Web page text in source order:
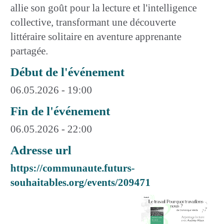
allie son goût pour la lecture et l'intelligence
collective, transformant une découverte
littéraire solitaire en aventure apprenante
partagée.
Début de l'événement
06.05.2026 - 19:00
Fin de l'événement
06.05.2026 - 22:00
Adresse url
https://communaute.futurs-
souhaitables.org/events/209471